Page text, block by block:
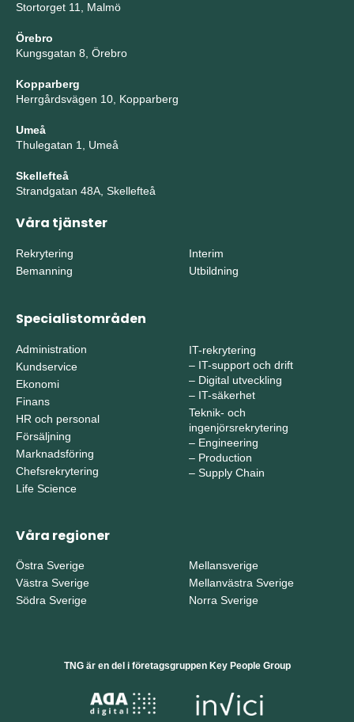
Stortorget 11, Malmö
Örebro
Kungsgatan 8, Örebro
Kopparberg
Herrgårdsvägen 10, Kopparberg
Umeå
Thulegatan 1, Umeå
Skellefteå
Strandgatan 48A, Skellefteå
Våra tjänster
Rekrytering
Bemanning
Interim
Utbildning
Specialistområden
Administration
Kundservice
Ekonomi
Finans
HR och personal
Försäljning
Marknadsföring
Chefsrekrytering
Life Science
IT-rekrytering
– IT-support och drift
– Digital utveckling
– IT-säkerhet
Teknik- och
ingenjörsrekrytering
– Engineering
– Production
– Supply Chain
Våra regioner
Östra Sverige
Västra Sverige
Södra Sverige
Mellansverige
Mellanvästra Sverige
Norra Sverige
TNG är en del i företagsgruppen Key People Group